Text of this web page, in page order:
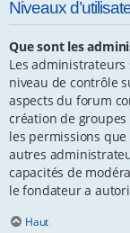
Niveaux
Que sont les
Les
niveau de contrôle
aspects du forum
création de groupes
les permissions
autres
capacités de
le fondateur a
Haut